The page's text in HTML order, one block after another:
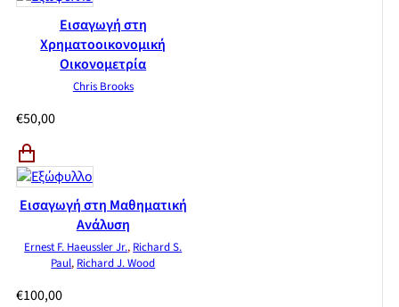
Εισαγωγή στη
Χρηματοοικονομική
Οικονομετρία
Chris Brooks
€50,00
Εισαγωγή στη Μαθηματική
Ανάλυση
Ernest F. Haeussler Jr., Richard S.
Paul, Richard J. Wood
€100,00